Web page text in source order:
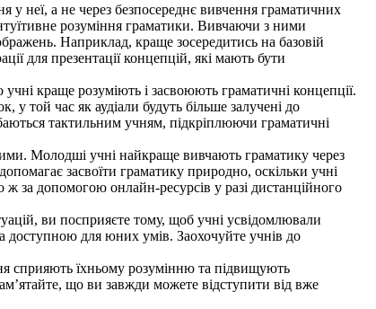
у неї, а не через безпосереднє вивчення граматичних
розуміння граматики. Вивчаючи з ними
Наприклад, краще зосередитись на базовій
для презентації концепцій, які мають бути
краще розуміють і засвоюють граматичні концепції.
у той час як аудіали будуть більше залучені до
тактильним учням, підкріплюючи граматичні
Молодші учні найкраще вивчають граматику через
засвоїти граматику природно, оскільки учні
за допомогою онлайн-ресурсів у разі дистанційного
ви посприяєте тому, щоб учні усвідомлювали
доступною для юних умів. Заохочуйте учнів до
сприяють їхньому розумінню та підвищують
що ви завжди можете відступити від вже